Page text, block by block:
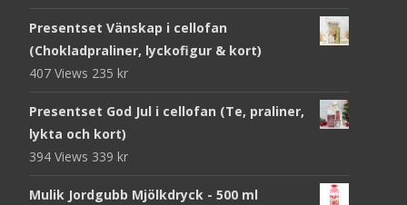
Presentset Vänskap i cellofan
(Chokladpraliner, lyckofigur & kort)
407 Views 235 kr
Presentset God Jul i cellofan (Te, praliner,
lykta och kort)
394 Views 339 kr
Mulik Jordgubb Mjölkdryck - 500 ml